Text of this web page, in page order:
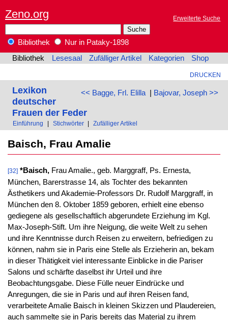
Zeno.org Erweiterte Suche
Bibliothek
Nur in Pataky-1898
Bibliothek
Lesesaal Zufälliger Artikel Kategorien Shop
DRUCKEN
<< Bagge, Frl. Elilla| Bajovar, Joseph >>
Lexikon
deutscher
Frauen der Feder
Einführung Stichwörter Zufälliger Artikel
Baisch, Frau Amalie
[32] *Baisch,Frau Amalie., geb. Marggraff, Ps. Ernesta,
München, Barerstrasse 14, als Tochter des bekannten
Ästhetikers und Akademie-Professors Dr. Rudolf Marggraff, in
München den 8. Oktober 1859 geboren, erhielt eine ebenso
gediegene als gesellschaftlich abgerundete Erziehung im Kgl.
Max-Joseph-Stift. Um ihre Neigung, die weite Welt zu sehen
und ihre Kenntnisse durch Reisen zu erweitern, befriedigen zu
können, nahm sie in Paris eine Stelle als Erzieherin an, bekam
in dieser Thätigkeit viel interessante Einblicke in die Pariser
Salons und schärfte daselbst ihr Urteil und ihre
Beobachtungsgabe. Diese Fülle neuer Eindrücke und
Anregungen, die sie in Paris und auf ihren Reisen fand,
verarbeitete Amalie Baisch in kleinen Skizzen und Plaudereien,
auch sammelte sie in Paris bereits das Material zu ihrem